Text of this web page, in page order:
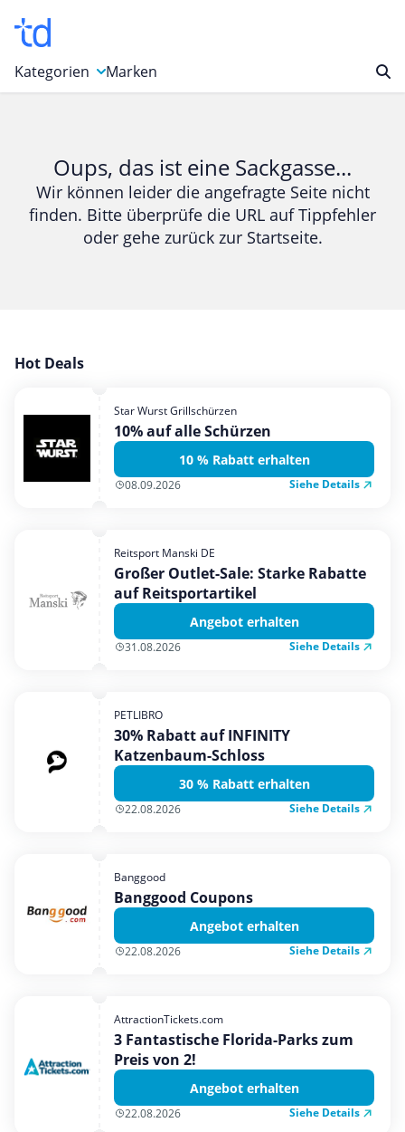
Kategorien
Bücher & Magazine
Computer & Elektronik
Entertainment & Media
Garten, Haushalt & Tiere
Mobilfunk & Internet
Mode & Accessoires
Shopping
Urlaub & Reise
Marken
Oups, das ist eine Sackgasse...
Wir können leider die angefragte Seite nicht
finden. Bitte überprüfe die URL auf Tippfehler
oder gehe zurück zur Startseite.
Hot Deals
Star Wurst Grillschürzen
10% auf alle Schürzen
10 % Rabatt erhalten
08.09.2026 Siehe Details
Reitsport Manski DE
Großer Outlet-Sale: Starke Rabatte
auf Reitsportartikel
Angebot erhalten
31.08.2026 Siehe Details
PETLIBRO
30% Rabatt auf INFINITY
Katzenbaum-Schloss
30 % Rabatt erhalten
22.08.2026 Siehe Details
Banggood
Banggood Coupons
Angebot erhalten
22.08.2026 Siehe Details
AttractionTickets.com
3 Fantastische Florida-Parks zum
Preis von 2!
Angebot erhalten
22.08.2026 Siehe Details